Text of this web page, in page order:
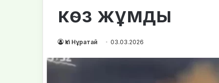
көз жұмды
Үкі Нұратай 03.03.2026